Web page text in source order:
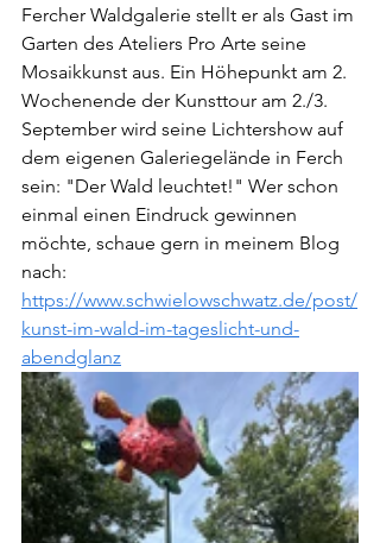
Fercher Waldgalerie stellt er als Gast im
Garten des Ateliers Pro Arte seine
Mosaikkunst aus. Ein Höhepunkt am 2.
Wochenende der Kunsttour am 2./3.
September wird seine Lichtershow auf
dem eigenen Galeriegelände in Ferch
sein: "Der Wald leuchtet!" Wer schon
einmal einen Eindruck gewinnen
möchte, schaue gern in meinem Blog
nach:
https://www.schwielowschwatz.de/post/
kunst-im-wald-im-tageslicht-und-
abendglanz